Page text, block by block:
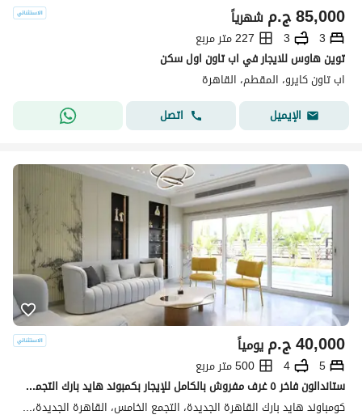
ج.م85,000 شهرياً
3
3
227 متر مربع
توين هاوس للايجار في اب تاون اول سكن
اب تاون كايرو، المقطم، القاهرة
الإيميل
اتصل
ج.م40,000 يومياً
5
4
500 متر مربع
ستاندالون فاخر ٥ غرف مفروش بالكامل للإيجار بكمبوند هايد بارك التجمع الخامس بالقاهرة الجديدة
كومباوند هايد بارك القاهرة الجديدة، التجمع الخامس، القاهرة الجديدة، القاهرة